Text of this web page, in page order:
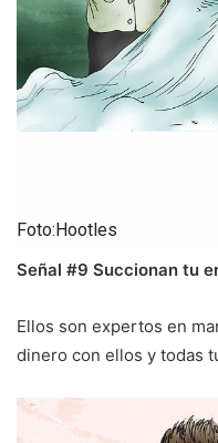
Foto:Hootles
Señal #9 Succionan tu
Ellos son expertos en
dinero con ellos y todas